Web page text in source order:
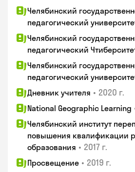
Челябинский
педагогический
Челябинский
педагогический
Челябинский
педагогический
Дневник учителя • 2020 г.
National Geographic Learning
Челябинский институт
повышения квалификации
образования • 2017 г.
Просвещение • 2019 г.